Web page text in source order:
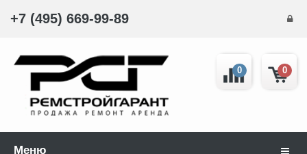
+7 (495) 669-99-89
0
0
Меню